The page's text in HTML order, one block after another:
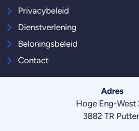
Privacybeleid
Dienstverlening
Beloningsbeleid
Contact
Adres
Hoge Eng-West
3882 TR